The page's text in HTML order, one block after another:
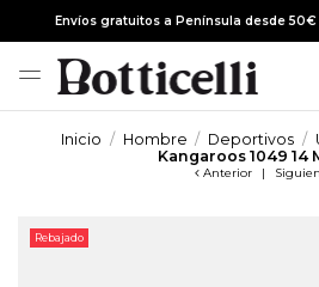
Envíos gratuitos a Península desde
Inicio Hombre Deportivos
Kangaroos 1049 14
Anterior |
Rebajado